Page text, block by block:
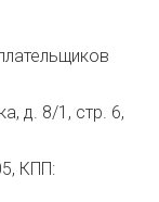
д. 8/1, стр. 6,
КПП: